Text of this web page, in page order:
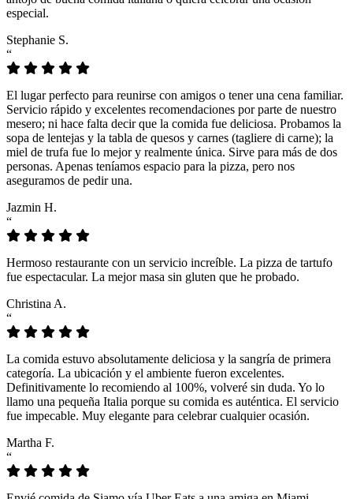
especial.
Stephanie S.
“
El lugar perfecto para reunirse con amigos o tener una cena familiar.
Servicio rápido y excelentes recomendaciones por parte de nuestro
mesero; ni hace falta decir que la comida fue deliciosa. Probamos la
sopa de lentejas y la tabla de quesos y carnes (tagliere di carne); la
miel de trufa fue lo mejor y realmente única. Sirve para más de dos
personas. Apenas teníamos espacio para la pizza, pero nos
aseguramos de pedir una.
Jazmin H.
“
Hermoso restaurante con un servicio increíble. La pizza de tartufo
fue espectacular. La mejor masa sin gluten que he probado.
Christina A.
“
La comida estuvo absolutamente deliciosa y la sangría de primera
categoría. La ubicación y el ambiente fueron excelentes.
Definitivamente lo recomiendo al 100%, volveré sin duda. Yo lo
llamo una pequeña Italia porque su comida es auténtica. El servicio
fue impecable. Muy elegante para celebrar cualquier ocasión.
Martha F.
“